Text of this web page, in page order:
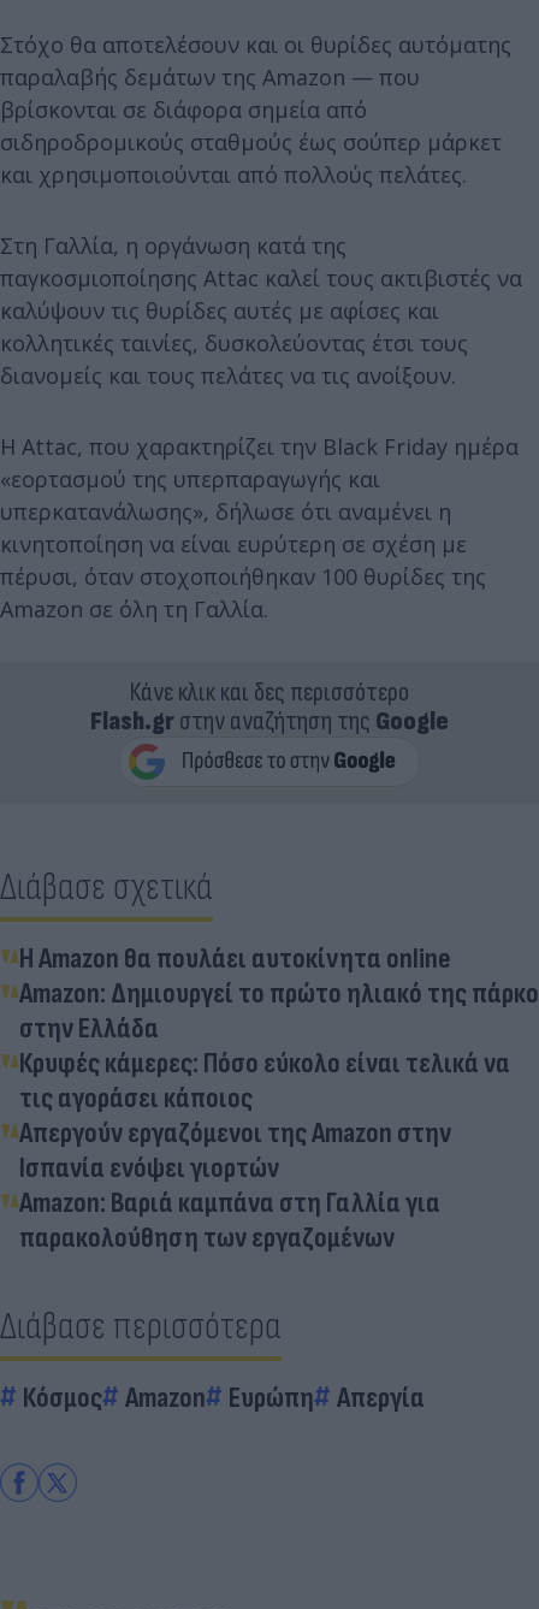
Στόχο θα αποτελέσουν και οι θυρίδες αυτόματης
παραλαβής δεμάτων της Amazon — που
βρίσκονται σε διάφορα σημεία από
σιδηροδρομικούς σταθμούς έως σούπερ μάρκετ
και χρησιμοποιούνται από πολλούς πελάτες.
Στη Γαλλία, η οργάνωση κατά της
παγκοσμιοποίησης Attac καλεί τους ακτιβιστές να
καλύψουν τις θυρίδες αυτές με αφίσες και
κολλητικές ταινίες, δυσκολεύοντας έτσι τους
διανομείς και τους πελάτες να τις ανοίξουν.
Η Attac, που χαρακτηρίζει την Black Friday ημέρα
«εορτασμού της υπερπαραγωγής και
υπερκατανάλωσης», δήλωσε ότι αναμένει η
κινητοποίηση να είναι ευρύτερη σε σχέση με
πέρυσι, όταν στοχοποιήθηκαν 100 θυρίδες της
Amazon σε όλη τη Γαλλία.
Κάνε κλικ και δες περισσότερο
Flash.grστην αναζήτηση της Google
Διάβασε σχετικά
Η Amazon θα πουλάει αυτοκίνητα online
Amazon: Δημιουργεί το πρώτο ηλιακό της πάρκο
στην Ελλάδα
Κρυφές κάμερες: Πόσο εύκολο είναι τελικά να
τις αγοράσει κάποιος
Απεργούν εργαζόμενοι της Amazon στην
Ισπανία ενόψει γιορτών
Amazon: Βαριά καμπάνα στη Γαλλία για
παρακολούθηση των εργαζομένων
Διάβασε περισσότερα
Κόσμος Amazon Ευρώπη Απεργία